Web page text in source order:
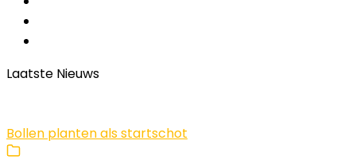
Laatste Nieuws
Bollen planten als startschot